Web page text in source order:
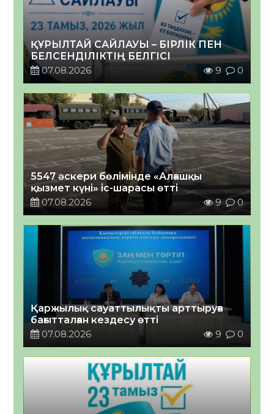
ҚҰРЫЛТАЙ САЙЛАУЫ – БІРЛІК ПЕН
БЕЛСЕНДІЛІКТІҢ БЕЛГІСІ
07.08.2026
9 0
5547 әскери бөлімінде «Алғашқы
қызмет күні» іс-шарасы өтті
07.08.2026
9 0
Қаржылық сауаттылықты арттыруға
бағытталған кездесу өтті
07.08.2026
9 0